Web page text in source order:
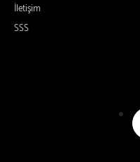
İletişim
SSS